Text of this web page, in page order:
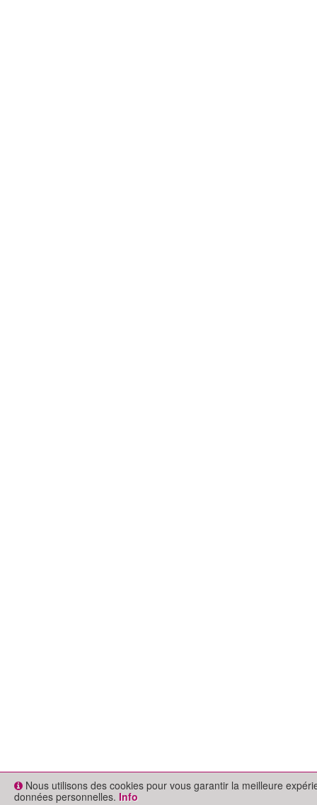
Nous utilisons des cookies pour vous garantir la meilleure
données personnelles. Info